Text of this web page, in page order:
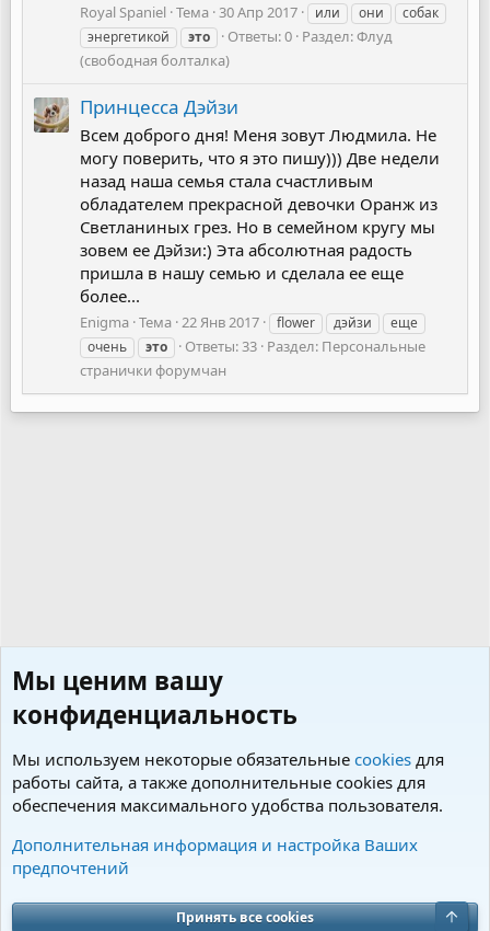
Royal Spaniel Тема 30 Апр 2017 или они
собак
энергетикой
это Ответы: 0 Раздел:Флуд
(свободная болталка)
Принцесса Дэйзи
Всем доброго дня! Меня зовут Людмила. Не
могу поверить, что я это пишу))) Две недели
назад наша семья стала счастливым
обладателем прекрасной девочки Оранж из
Светланиных грез. Но в семейном кругу мы
зовем ее Дэйзи:) Эта абсолютная радость
пришла в нашу семью и сделала ее еще
более...
Enigma Тема 22 Янв 2017 flower дэйзи
еще
очень
это Ответы: 33 Раздел: Персональные
странички форумчан
Теги
Cookies Charm by DCom
Обратная связь
Условия и правила
Политика конфиденциальности
Помощь
Мы ценим вашу
конфиденциальность
Мы используем некоторые обязательные cookies для
работы сайта, а также дополнительные cookies для
обеспечения максимального удобства пользователя.
Дополнительная информация и настройка Ваших
предпочтений
Принять все cookies Верх